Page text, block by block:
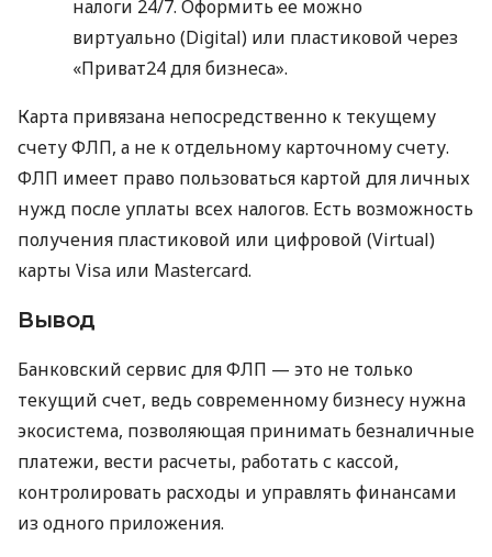
налоги 24/7. Оформить ее можно
виртуально (Digital) или пластиковой через
«Приват24 для бизнеса».
Карта привязана непосредственно к текущему
счету ФЛП, а не к отдельному карточному счету.
ФЛП имеет право пользоваться картой для личных
нужд после уплаты всех налогов. Есть возможность
получения пластиковой или цифровой (Virtual)
карты Visa или Mastercard.
Вывод
Банковский сервис для ФЛП — это не только
текущий счет, ведь современному бизнесу нужна
экосистема, позволяющая принимать безналичные
платежи, вести расчеты, работать с кассой,
контролировать расходы и управлять финансами
из одного приложения.